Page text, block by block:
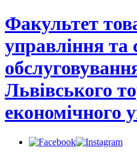
Факультет
управління та
Львівського
економічного